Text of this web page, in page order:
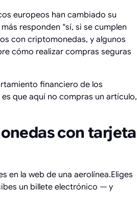
europeos han cambiado su
responden “sí, si se cumplen
con criptomonedas, y algunos
cómo realizar compras seguras
financiero de los
que aquí no compras un artículo,
con tarjeta
en la web de una aerolínea.Eliges
un billete electrónico — y